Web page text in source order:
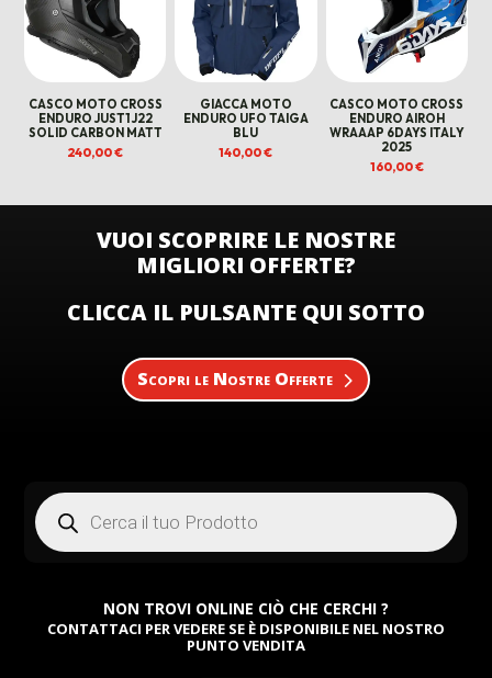
CASCO MOTO CROSS
ENDURO JUST1 J22
SOLID CARBON MATT
240,00€
GIACCA MOTO
ENDURO UFO TAIGA
BLU
140,00€
CASCO MOTO CROSS
ENDURO AIROH
WRAAAP 6DAYS ITALY
2025
160,00€
VUOI SCOPRIRE LE NOSTRE
MIGLIORI OFFERTE?
CLICCA IL PULSANTE QUI SOTTO
Scopri le Nostre Offerte
Products
search
NON TROVI ONLINE CIÒ CHE CERCHI ?
CONTATTACI PER VEDERE SE È DISPONIBILE NEL NOSTRO
PUNTO VENDITA